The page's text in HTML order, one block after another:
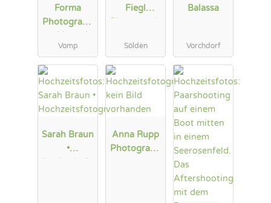
Forma
Photograph
und Martin
Vomp
Fiegl
Sölden
Balassa
Vorchdorf
Sarah Braun
•
Anna Rupp
Photograph